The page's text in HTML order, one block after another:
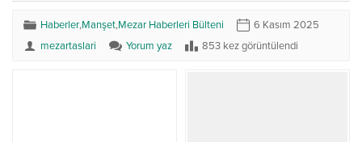
Haberler,Manşet,Mezar Haberleri Bülteni
6 Kasım 2025
mezartaslari
Yorum yaz 853 kez görüntülendi